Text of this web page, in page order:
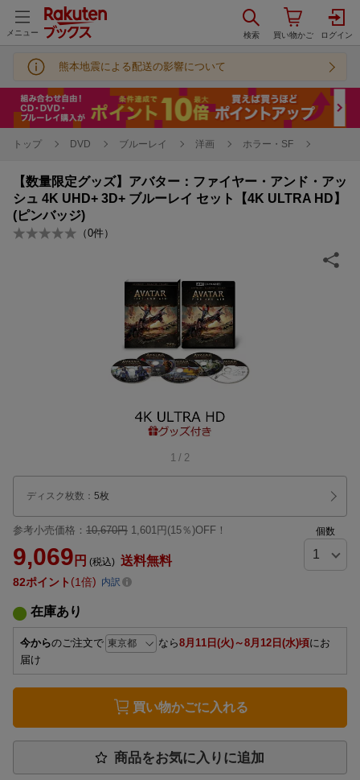
メニュー
熊本地震による配送の影響について
トップ DVD ブルーレイ 洋画 ホラー・SF
【数量限定グッズ】アバター：ファイヤー・アンド・アッ
シュ 4K UHD+ 3D+ ブルーレイ セット【4K ULTRA HD】
(ピンバッジ)
（0件）
1 / 2
ディスク枚数 ： 5枚
参考小売価格： 10,670円 1,601円(15％)OFF！
9,069 円 (税込) 送料無料
個数
82ポイント 1倍 内訳
在庫あり
今からのご注文で なら8月11日(火)～8月12日(水)頃にお
届け
買い物かごに入れる
商品をお気に入りに追加